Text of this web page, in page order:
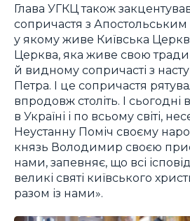
Глава УГКЦ також
сопричастя з
у якому живе Київська
Церква, яка живе свою
й видному сопричасті з
Петра. І це сопричастя
впродовж століть. І сьогодні
в Україні і по всьому світі,
Неустанну Поміч своєму
князь Володимир своєю
нами, запевняє, що всі
великі святі київського
разом із нами».